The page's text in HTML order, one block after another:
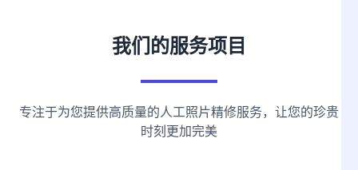
我们的服务项目
专注于为您提供高质量的人工照片精修服务，让您的珍贵
时刻更加完美